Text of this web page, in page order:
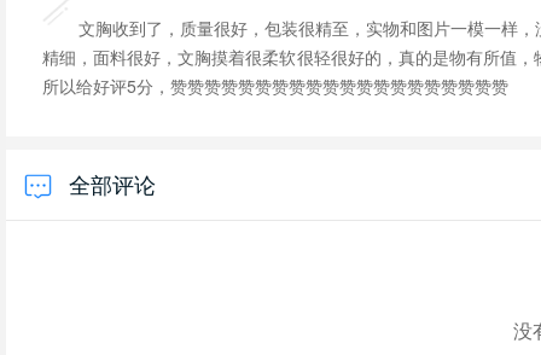
文胸收到了，质量很好，包装很精至，实物和图片一模一样
精细，面料很好，文胸摸着很柔软很轻很好的，真的是物有所值
所以给好评5分，赞赞赞赞赞赞赞赞赞赞赞赞赞赞赞赞赞赞赞赞
全部评论
没